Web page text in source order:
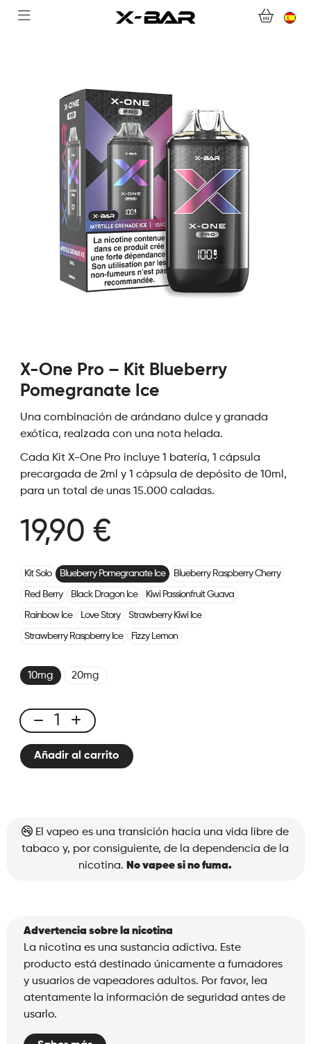
COLLECTIONS
CONTACTA CON NOSOTROS
PREGUNTAS MÁS FRECUENTES
CONVIÉRTASE EN UN MAYORISTA DE X-BAR
MI CUENTA
X-One Pro – Kit Blueberry
Pomegranate Ice
Una combinación de arándano dulce y granada
exótica, realzada con una nota helada.
Cada Kit X-One Pro incluye 1 batería, 1 cápsula
precargada de 2ml y 1 cápsula de depósito de 10ml,
para un total de unas 15.000 caladas.
19,90 €
Kit Solo Blueberry Pomegranate Ice Blueberry Raspberry Cherry
Red Berry Black Dragon Ice Kiwi Passionfruit Guava
Rainbow Ice Love Story Strawberry Kiwi Ice
Strawberry Raspberry Ice Fizzy Lemon
10mg 20mg
X-
One
Pro
Pomegranate
Ice
Añadir al carrito
El vapeo es una transición hacia una vida libre de
tabaco y, por consiguiente, de la dependencia de la
nicotina. No vapee si no fuma.
Advertencia sobre la nicotina
La nicotina es una sustancia adictiva. Este
producto está destinado únicamente a fumadores
y usuarios de vapeadores adultos. Por favor, lea
atentamente la información de seguridad antes de
usarlo.